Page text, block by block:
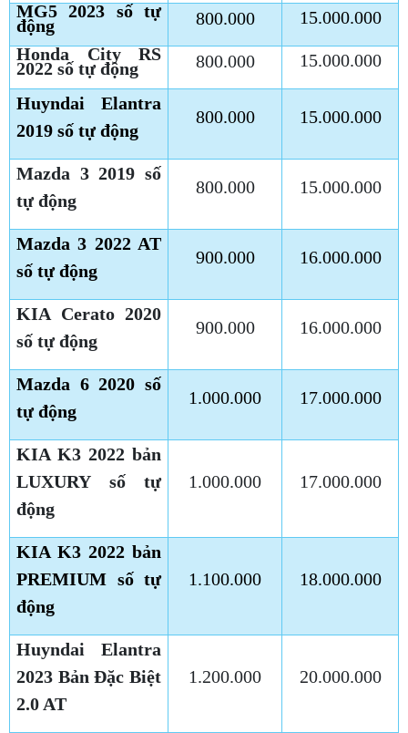
MG5 2023 số tự
động 800.000
15.000.000
Honda City RS
2022 số tự động 800.000 15.000.000
Huyndai Elantra
2019 số tự động
800.000 15.000.000
Mazda 3 2019 số
tự động
800.000 15.000.000
Mazda 3 2022 AT
số tự động
900.000 16.000.000
KIA Cerato 2020
số tự động
900.000 16.000.000
Mazda 6 2020 số
tự động
1.000.000 17.000.000
KIA K3 2022 bản
LUXURY số tự
động
1.000.000 17.000.000
KIA K3 2022 bản
PREMIUM số tự
động
1.100.000 18.000.000
Huyndai Elantra
2023 Bản Đặc Biệt
2.0 AT
1.200.000 20.000.000